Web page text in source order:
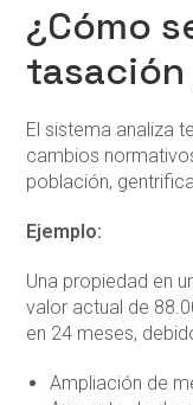
¿Cómo
El sistema analiza
cambios
población,
Ejemplo:
Una propiedad en
valor actual de
en 24 meses,
Ampliación de